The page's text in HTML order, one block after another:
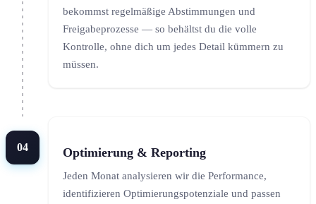
bekommst regelmäßige Abstimmungen und
Freigabeprozesse — so behältst du die volle
Kontrolle, ohne dich um jedes Detail kümmern zu
müssen.
04 Optimierung & Reporting
Jeden Monat analysieren wir die Performance,
identifizieren Optimierungspotenziale und passen